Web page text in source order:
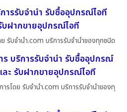
ารรับจำนำ รับซื้ออุปกรณ์ไอที
บฝากขายอุปกรณ์ไอที
รับจํานํา.com บริการรับจำนำของทุกชนิด
บริการรับจำนำ รับซื้ออุปกรณ์
ะ รับฝากขายอุปกรณ์ไอที
รโดย รับจํานํา.com บริการรับจำนำของทุ